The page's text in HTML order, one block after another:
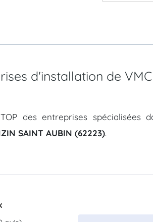
d'installation de
des entreprises spécialisées
SAINT AUBIN (62223).